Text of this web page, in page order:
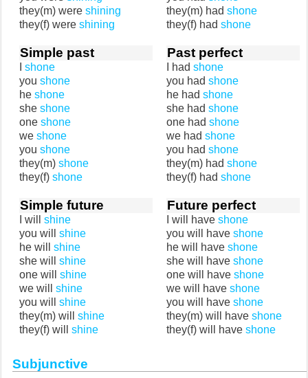
they(m) were shining
they(f) were shining
they(m) had shone
they(f) had shone
Simple past
shone
you shone
he shone
she shone
one shone
we shone
you shone
they(m) shone
they(f) shone
Past perfect
I had shone
you had shone
he had shone
she had shone
one had shone
we had shone
you had shone
they(m) had shone
they(f) had shone
Simple future
I will shine
you will shine
he will shine
she will shine
one will shine
we will shine
you will shine
they(m) will shine
they(f) will shine
Future perfect
I will have shone
you will have shone
he will have shone
she will have shone
one will have shone
we will have shone
you will have shone
they(m) will have shone
they(f) will have shone
Subjunctive